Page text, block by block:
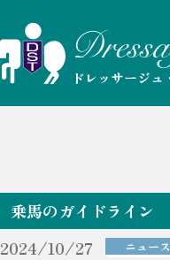
ドレッサージ
乗馬のガイドライン
2024/10/27
ニュース